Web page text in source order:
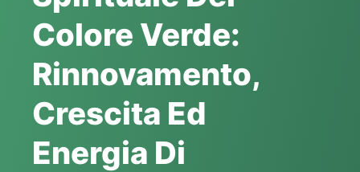
Colore Verde:
Rinnovamento,
Crescita Ed
Energia Di